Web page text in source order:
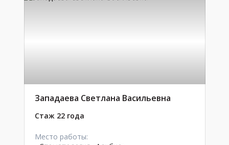
Западаева Светлана Васильевна
Стаж 22 года
Место работы: